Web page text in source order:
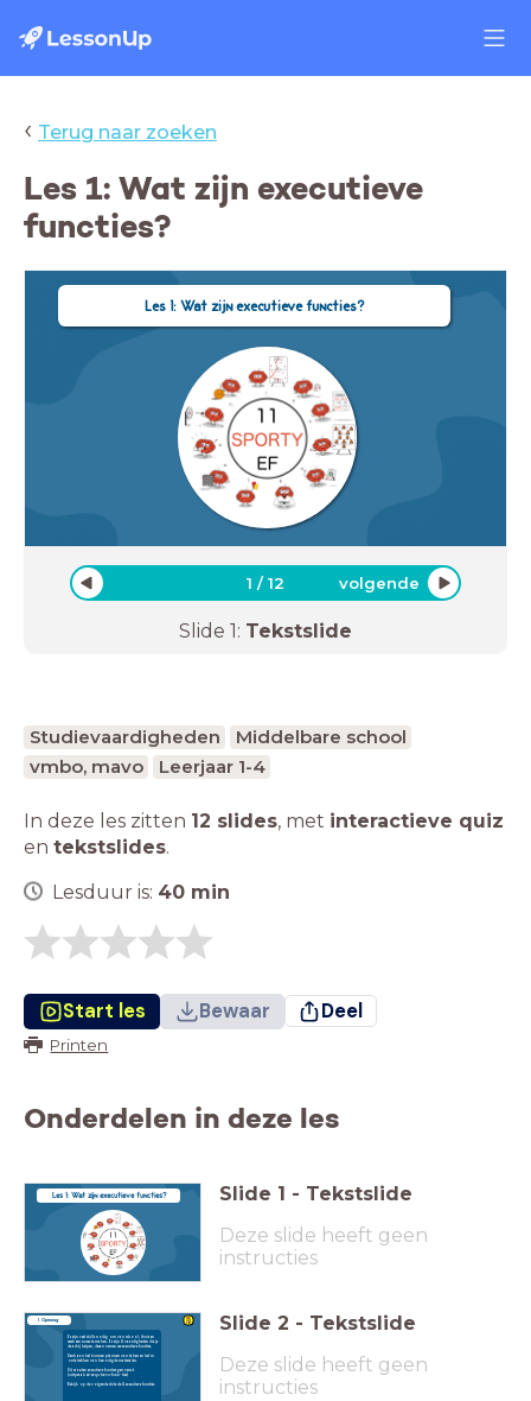
‹ Terug naar zoeken
Les 1: Wat zijn executieve
functies?
Les 1: Wat zijn executieve functies?
1 /12 volgende
Slide 1: Tekstslide
Studievaardigheden
Middelbare school
vmbo, mavo
Leerjaar 1-4
In deze les zitten 12 slides, met interactieve quiz
en tekstslides.
Lesduur is: 40 min
Start les Bewaar Deel
Printen
Onderdelen in deze les
Les 1: Wat zijn executieve functies? Slide 1 - Tekstslide
Deze slide heeft geen
instructies
1. Opening
Er zijn veel skills nodig om van school, thuis en
werk een succes te maken. Er zijn 11 vaardigheden die je
daarbij helpen, deze noemen we executieve functies.
Denk aan het kunnen plannen van taken en het in
orde hebben van benodigde materialen.
Dit worden executieve functies genoemd.
(uitspraak ek-se-qu-tie-vu-funk- ties)
Bekijk op de volgende slide de 11 executieve functies.
Slide 2 - Tekstslide
Deze slide heeft geen
instructies